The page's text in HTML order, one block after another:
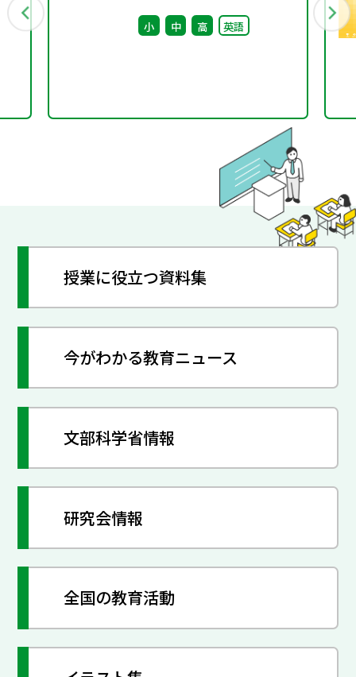
回） 配付資料
小 中 高 英語
授業に役立つ資料集
今がわかる教育ニュース
文部科学省情報
研究会情報
全国の教育活動